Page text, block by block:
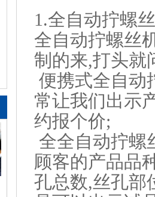
1.全自动拧螺
全自动拧螺丝
制的来,打头就
便携式全自动
常让我们出示
约报个价;
全全自动拧螺
顾客的产品品
孔总数,丝孔部